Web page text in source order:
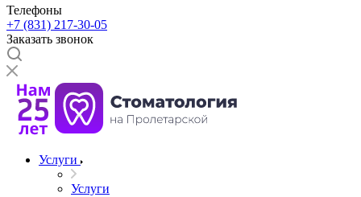
Телефоны
+7 (831) 217-30-05
Заказать звонок
Услуги
Услуги